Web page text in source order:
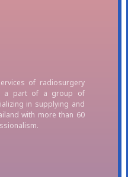
of radiosurgery
a part of a group of
in supplying and
with more than 60